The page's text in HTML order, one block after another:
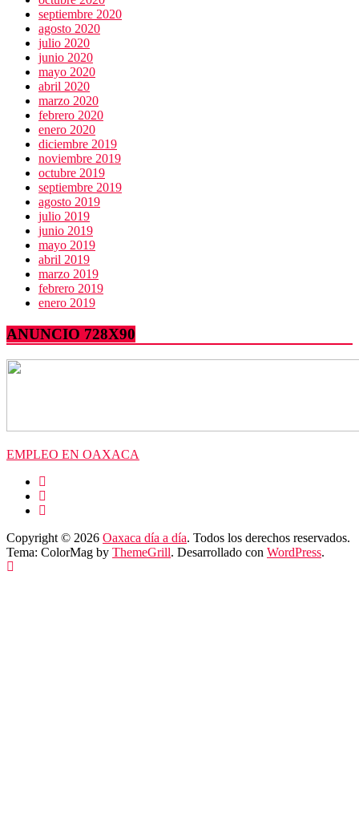
septiembre 2020
agosto 2020
julio 2020
junio 2020
mayo 2020
abril 2020
marzo 2020
febrero 2020
enero 2020
diciembre 2019
noviembre 2019
octubre 2019
septiembre 2019
agosto 2019
julio 2019
junio 2019
mayo 2019
abril 2019
marzo 2019
febrero 2019
enero 2019
ANUNCIO 728X90
EMPLEO EN OAXACA
Copyright © 2026 Oaxaca día a día. Todos los derechos reservados.
Tema: ColorMag by ThemeGrill. Desarrollado con WordPress.